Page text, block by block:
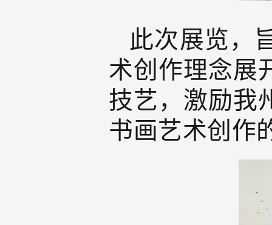
此次展览，
术创作理念展
技艺，激励我
书画艺术创作